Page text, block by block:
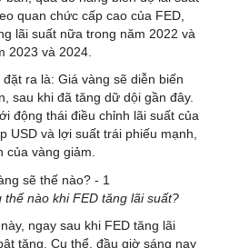
quan chức cấp cao của FED,
lãi suất nữa trong năm 2022 và
2023 và 2024.
ra là: Giá vàng sẽ diễn biến
sau khi đã tăng dữ dội gần đây.
động thái điều chỉnh lãi suất của
USD và lợi suất trái phiếu mạnh,
vàng giảm.
nào khi FED tăng lãi suất?
ngay sau khi FED tăng lãi
tăng. Cụ thể, đầu giờ sáng nay